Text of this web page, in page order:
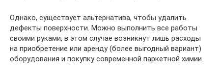
Однако, существует альтернатива, чтобы удалить
дефекты поверхности. Можно выполнить все работы
своими руками, в этом случае возникнут лишь расходы
на приобретение или аренду (более выгодный вариант)
оборудования и покупку современной паркетной химии.